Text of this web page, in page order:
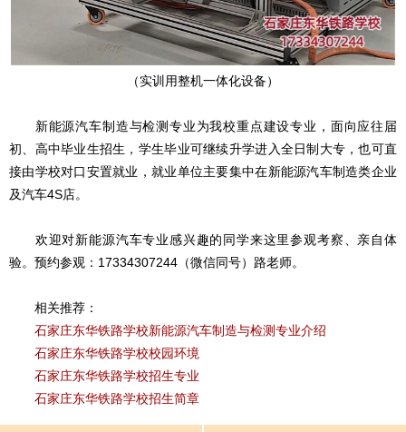
（实训用整机一体化设备）
新能源汽车制造与检测专业为我校重点建设专业，面向应往届
初、高中毕业生招生，学生毕业可继续升学进入全日制大专，也可直
接由学校对口安置就业，就业单位主要集中在新能源汽车制造类企业
及汽车4S店。
欢迎对新能源汽车专业感兴趣的同学来这里参观考察、亲自体
验。预约参观：17334307244（微信同号）路老师。
相关推荐：
石家庄东华铁路学校新能源汽车制造与检测专业介绍
石家庄东华铁路学校校园环境
石家庄东华铁路学校招生专业
石家庄东华铁路学校招生简章